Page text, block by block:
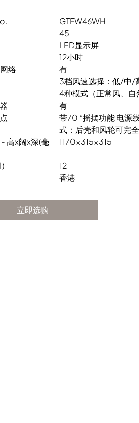
GTFW46WH
45
LED显示屏
12小时
络
有
3档风速选择：低/中/
4种模式（正常风、自
有
带70 °摇摆功能 电源
式：后壳和风轮可完
高x阔x深(毫
1170x315x315
)
12
香港
立即选购
立即选购